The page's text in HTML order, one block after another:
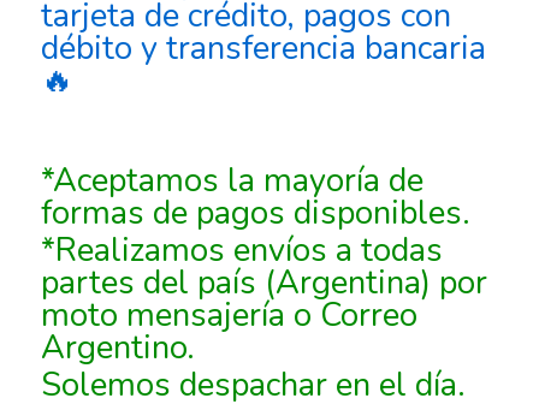
tarjeta de crédito, pagos con
débito y transferencia bancaria
🔥
*Aceptamos la mayoría de
formas de pagos disponibles.
*Realizamos envíos a todas
partes del país (Argentina) por
moto mensajería o Correo
Argentino.
Solemos despachar en el día.